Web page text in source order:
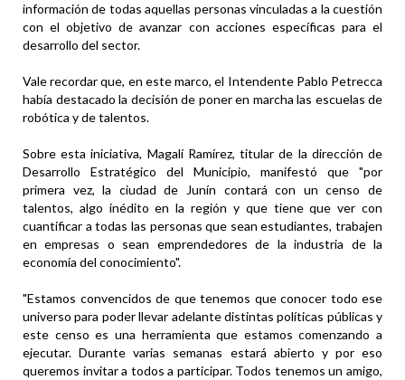
información de todas aquellas personas vinculadas a la cuestión
con el objetivo de avanzar con acciones específicas para el
desarrollo del sector.
Vale recordar que, en este marco, el Intendente Pablo Petrecca
había destacado la decisión de poner en marcha las escuelas de
robótica y de talentos.
Sobre esta iniciativa, Magalí Ramírez, titular de la dirección de
Desarrollo Estratégico del Municipio, manifestó que "por
primera vez, la ciudad de Junín contará con un censo de
talentos, algo inédito en la región y que tiene que ver con
cuantificar a todas las personas que sean estudiantes, trabajen
en empresas o sean emprendedores de la industria de la
economía del conocimiento".
"Estamos convencidos de que tenemos que conocer todo ese
universo para poder llevar adelante distintas políticas públicas y
este censo es una herramienta que estamos comenzando a
ejecutar. Durante varias semanas estará abierto y por eso
queremos invitar a todos a participar. Todos tenemos un amigo,